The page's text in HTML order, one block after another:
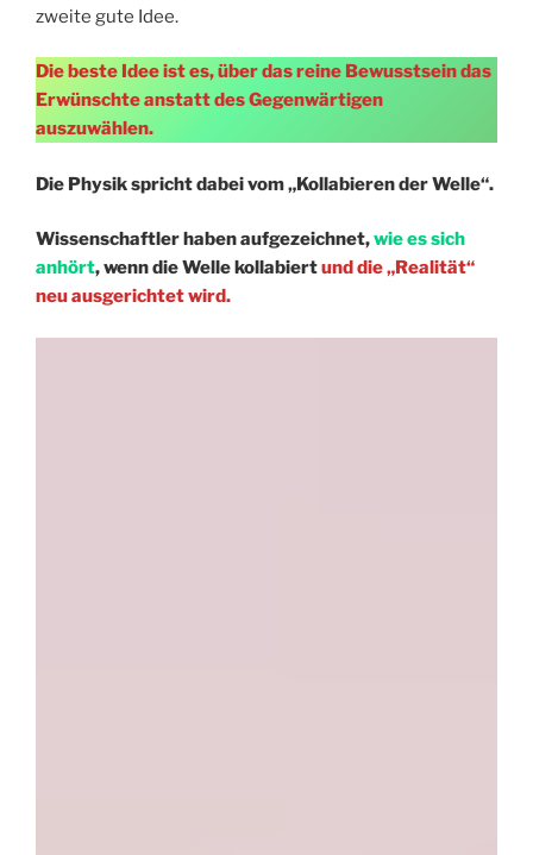
zweite gute Idee.
Die beste Idee ist es, über das reine Bewusstsein das
Erwünschte anstatt des Gegenwärtigen
auszuwählen.
Die Physik spricht dabei vom „Kollabieren der Welle“.
Wissenschaftler haben aufgezeichnet,wie es sich
anhört, wenn die Welle kollabiertund die „Realität“
neu ausgerichtet wird.